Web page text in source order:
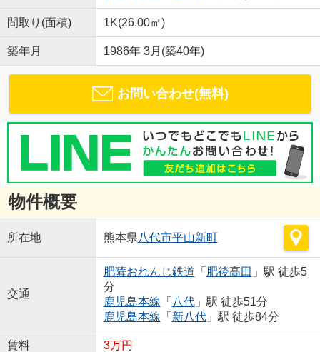
間取り(面積) 1K(26.00㎡)
築年月 1986年 3月(築40年)
お問い合わせ(無料)
物件概要
所在地 熊本県八代市平山新町
交通
肥薩おれんじ鉄道 「 肥後高田 」駅 徒歩5
分
鹿児島本線 「 八代」駅 徒歩51分
鹿児島本線 「 新八代」駅 徒歩84分
賃料 3万円